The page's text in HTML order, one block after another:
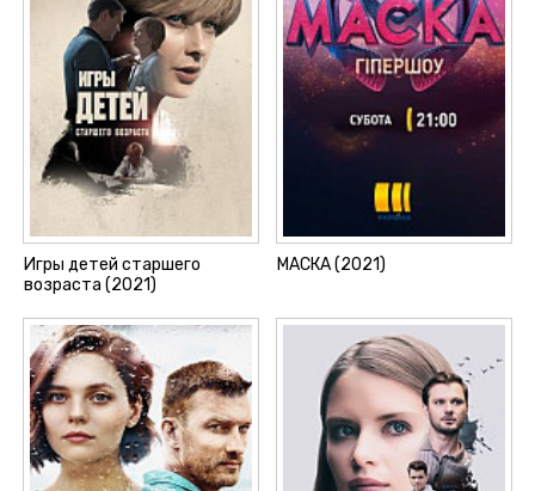
Игры детей старшего
возраста (2021)
МАСКА (2021)